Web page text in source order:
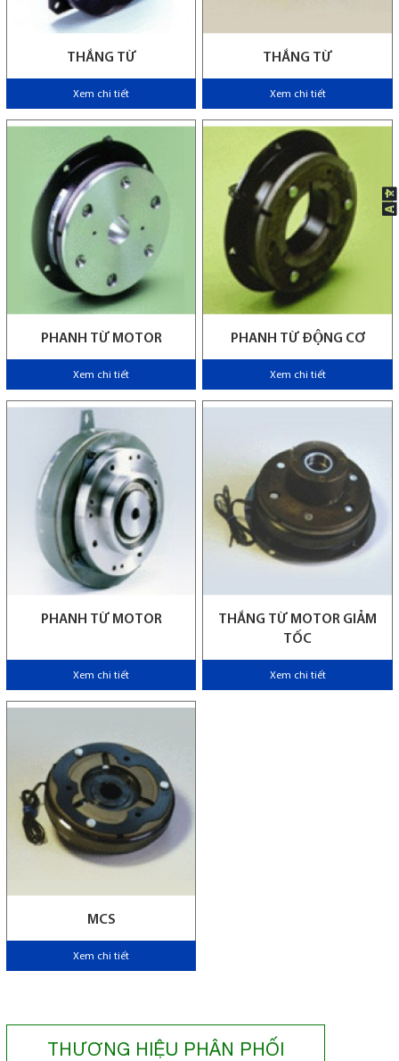
THẮNG TỪ
Xem chi tiết
THẮNG TỪ
Xem chi tiết
PHANH TỪ MOTOR
Xem chi tiết
PHANH TỪ ĐỘNG CƠ
Xem chi tiết
PHANH TỪ MOTOR
Xem chi tiết
THẮNG TỪ MOTOR GIẢM
TỐC
Xem chi tiết
MCS
Xem chi tiết
THƯƠNG HIỆU PHÂN PHỐI